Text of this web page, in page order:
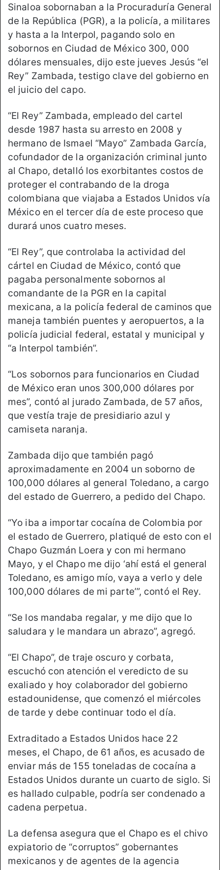
Sinaloa sobornaban a la Procuraduría General
de la República (PGR), a la policía, a militares
y hasta a la Interpol, pagando solo en
sobornos en Ciudad de México 300, 000
dólares mensuales, dijo este jueves Jesús “el
Rey” Zambada, testigo clave del gobierno en
el juicio del capo.
“El Rey” Zambada, empleado del cartel
desde 1987 hasta su arresto en 2008 y
hermano de Ismael “Mayo” Zambada García,
cofundador de la organización criminal junto
al Chapo, detalló los exorbitantes costos de
proteger el contrabando de la droga
colombiana que viajaba a Estados Unidos vía
México en el tercer día de este proceso que
durará unos cuatro meses.
“El Rey”, que controlaba la actividad del
cártel en Ciudad de México, contó que
pagaba personalmente sobornos al
comandante de la PGR en la capital
mexicana, a la policía federal de caminos que
maneja también puentes y aeropuertos, a la
policía judicial federal, estatal y municipal y
“a Interpol también”.
“Los sobornos para funcionarios en Ciudad
de México eran unos 300,000 dólares por
mes”, contó al jurado Zambada, de 57 años,
que vestía traje de presidiario azul y
camiseta naranja.
Zambada dijo que también pagó
aproximadamente en 2004 un soborno de
100,000 dólares al general Toledano, a cargo
del estado de Guerrero, a pedido del Chapo.
“Yo iba a importar cocaína de Colombia por
el estado de Guerrero, platiqué de esto con el
Chapo Guzmán Loera y con mi hermano
Mayo, y el Chapo me dijo ‘ahí está el general
Toledano, es amigo mío, vaya a verlo y dele
100,000 dólares de mi parte’”, contó el Rey.
“Se los mandaba regalar, y me dijo que lo
saludara y le mandara un abrazo”, agregó.
“El Chapo”, de traje oscuro y corbata,
escuchó con atención el veredicto de su
exaliado y hoy colaborador del gobierno
estadounidense, que comenzó el miércoles
de tarde y debe continuar todo el día.
Extraditado a Estados Unidos hace 22
meses, el Chapo, de 61 años, es acusado de
enviar más de 155 toneladas de cocaína a
Estados Unidos durante un cuarto de siglo. Si
es hallado culpable, podría ser condenado a
cadena perpetua.
La defensa asegura que el Chapo es el chivo
expiatorio de “corruptos” gobernantes
mexicanos y de agentes de la agencia